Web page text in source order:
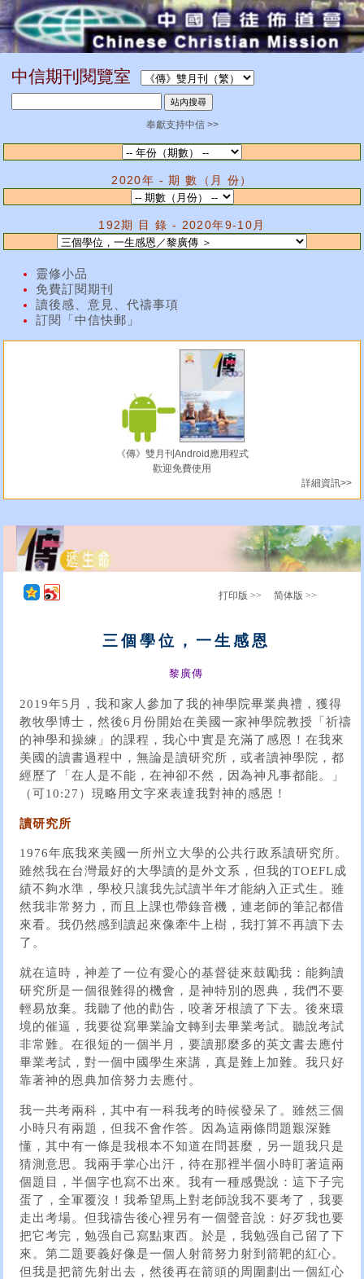
中信期刊閱覽室
奉獻支持中信 >>
2020年 - 期 數（月 份）
192期 目 錄 - 2020年9-10月
靈修小品
免費訂閱期刊
讀後感、意見、代禱事項
訂閱「中信快郵」
《傳》雙月刊Android應用程式
歡迎免費使用
詳細資訊>>
打印版 >> 简体版 >>
三個學位，一生感恩
黎廣傳
2019年5月，我和家人參加了我的神學院畢業典禮，獲得
教牧學博士，然後6月份開始在美國一家神學院教授「祈禱
的神學和操練」的課程，我心中實是充滿了感恩！在我來
美國的讀書過程中，無論是讀研究所，或者讀神學院，都
經歷了「在人是不能，在神卻不然，因為神凡事都能。」
（可10:27）現略用文字來表達我對神的感恩！
讀研究所
1976年底我來美國一所州立大學的公共行政系讀研究所。
雖然我在台灣最好的大學讀的是外文系，但我的TOEFL成
績不夠水準，學校只讓我先試讀半年才能納入正式生。雖
然我非常努力，而且上課也帶錄音機，連老師的筆記都借
來看。我仍然感到讀起來像牽牛上樹，我打算不再讀下去
了。
就在這時，神差了一位有愛心的基督徒來鼓勵我：能夠讀
研究所是一個很難得的機會，是神特別的恩典，我們不要
輕易放棄。我聽了他的勸告，咬著牙根讀了下去。後來環
境的催逼，我要從寫畢業論文轉到去畢業考試。聽說考試
非常難。在很短的一個半月，要讀那麼多的英文書去應付
畢業考試，對一個中國學生來講，真是難上加難。我只好
靠著神的恩典加倍努力去應付。
我一共考兩科，其中有一科我考的時候發呆了。雖然三個
小時只有兩題，但我不會作答。因為這兩條問題艱深難
懂，其中有一條是我根本不知道在問甚麼，另一題我只是
猜測意思。我兩手掌心出汗，待在那裡半個小時盯著這兩
個題目，半個字也寫不出來。我有一種感覺說：這下子完
蛋了，全軍覆沒！我希望馬上對老師說我不要考了，我要
走出考場。但我禱告後心裡另有一個聲音說：好歹我也要
把它考完，勉强自己寫點東西。於是，我勉强自己留了下
來。第二題要義好像是一個人射箭努力射到箭靶的紅心。
但我是把箭先射出去，然後再在箭頭的周圍劃出一個紅心